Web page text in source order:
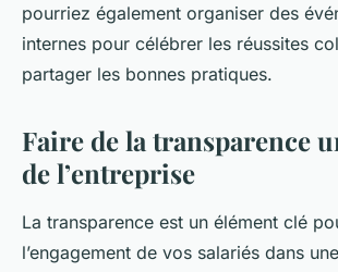
pourriez également organiser des
internes pour célébrer les réussites
partager les bonnes pratiques.
Faire de la transparence
de l’entreprise
La transparence est un élément clé
l’engagement de vos salariés dans